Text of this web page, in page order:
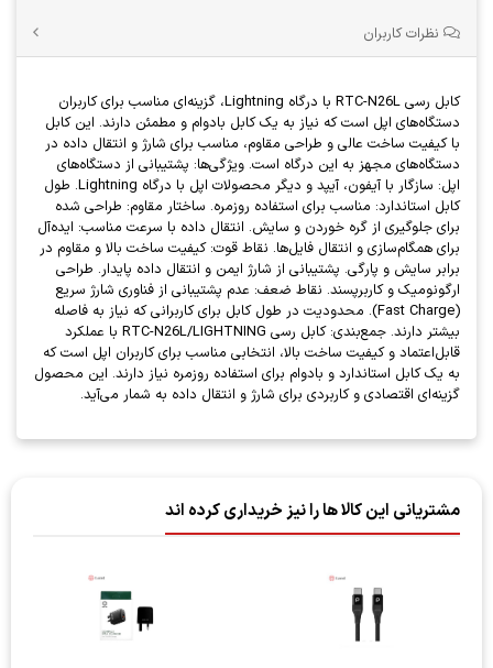
نظرات کاربران
کابل رسی RTC-N26L با درگاه Lightning، گزینه‌ای مناسب برای کاربران
دستگاه‌های اپل است که نیاز به یک کابل بادوام و مطمئن دارند. این کابل
با کیفیت ساخت عالی و طراحی مقاوم، مناسب برای شارژ و انتقال داده در
دستگاه‌های مجهز به این درگاه است. ویژگی‌ها: پشتیبانی از دستگاه‌های
اپل: سازگار با آیفون، آیپد و دیگر محصولات اپل با درگاه Lightning. طول
کابل استاندارد: مناسب برای استفاده روزمره. ساختار مقاوم: طراحی شده
برای جلوگیری از گره خوردن و سایش. انتقال داده با سرعت مناسب: ایده‌آل
برای همگام‌سازی و انتقال فایل‌ها. نقاط قوت: کیفیت ساخت بالا و مقاوم در
برابر سایش و پارگی. پشتیبانی از شارژ ایمن و انتقال داده پایدار. طراحی
ارگونومیک و کاربرپسند. نقاط ضعف: عدم پشتیبانی از فناوری شارژ سریع
(Fast Charge). محدودیت در طول کابل برای کاربرانی که نیاز به فاصله
بیشتر دارند. جمع‌بندی: کابل رسی RTC-N26L/LIGHTNING با عملکرد
قابل‌اعتماد و کیفیت ساخت بالا، انتخابی مناسب برای کاربران اپل است که
به یک کابل استاندارد و بادوام برای استفاده روزمره نیاز دارند. این محصول
گزینه‌ای اقتصادی و کاربردی برای شارژ و انتقال داده به شمار می‌آید.
مشتریانی این کالا ها را نیز خریداری کرده اند